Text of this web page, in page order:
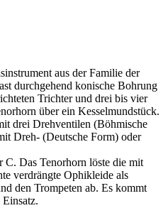
aus der Familie der
durchgehend konische Bohrung
Trichter und drei bis vier
über ein Kesselmundstück.
drei Drehventilen (Böhmische
Dreh- (Deutsche Form) oder
Das Tenorhorn löste die mit
verdrängte Ophikleide als
den Trompeten ab. Es kommt